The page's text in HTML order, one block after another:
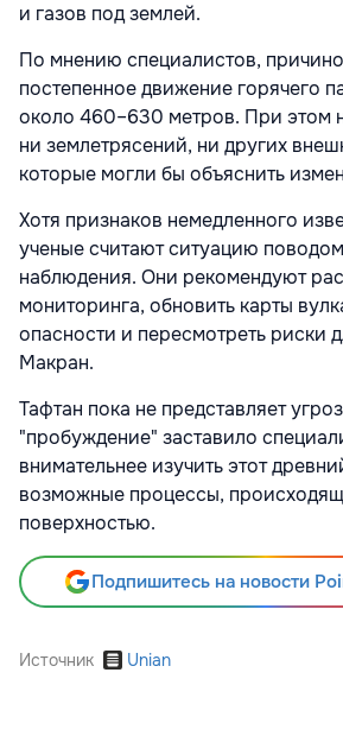
и газов под землей.
По мнению специалистов,
постепенное движение горячего
около 460–630 метров. При этом
ни землетрясений, ни других
которые могли бы объяснить
Хотя признаков немедленного
ученые считают ситуацию
наблюдения. Они рекомендуют
мониторинга, обновить карты
опасности и пересмотреть риски
Макран.
Тафтан пока не представляет
"пробуждение" заставило
внимательнее изучить этот
возможные процессы,
поверхностью.
Подпишитесь на новости
Источник Unian